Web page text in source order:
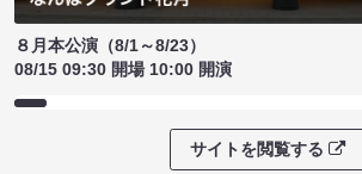
８月本公演（8/1～8/23）
08/15 09:30 開場 10:00 開演
サイトを閲覧する